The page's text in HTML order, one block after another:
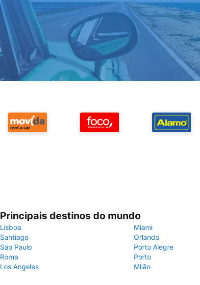
Principais destinos do mundo
Lisboa
Miami
Santiago
Orlando
São Paulo
Porto Alegre
Roma
Porto
Los Angeles
Milão